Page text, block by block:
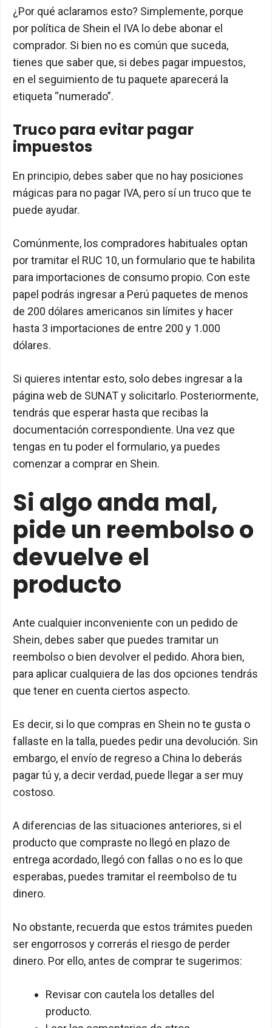
¿Por qué aclaramos esto? Simplemente, porque
por política de Shein el IVA lo debe abonar el
comprador. Si bien no es común que suceda,
tienes que saber que, si debes pagar impuestos,
en el seguimiento de tu paquete aparecerá la
etiqueta “numerado”.
Truco para evitar pagar
impuestos
En principio, debes saber que no hay posiciones
mágicas para no pagar IVA, pero sí un truco que te
puede ayudar.
Comúnmente, los compradores habituales optan
por tramitar el RUC 10, un formulario que te habilita
para importaciones de consumo propio. Con este
papel podrás ingresar a Perú paquetes de menos
de 200 dólares americanos sin límites y hacer
hasta 3 importaciones de entre 200 y 1.000
dólares.
Si quieres intentar esto, solo debes ingresar a la
página web de SUNAT y solicitarlo. Posteriormente,
tendrás que esperar hasta que recibas la
documentación correspondiente. Una vez que
tengas en tu poder el formulario, ya puedes
comenzar a comprar en Shein.
Si algo anda mal,
pide un reembolso o
devuelve el
producto
Ante cualquier inconveniente con un pedido de
Shein, debes saber que puedes tramitar un
reembolso o bien devolver el pedido. Ahora bien,
para aplicar cualquiera de las dos opciones tendrás
que tener en cuenta ciertos aspecto.
Es decir, si lo que compras en Shein no te gusta o
fallaste en la talla, puedes pedir una devolución. Sin
embargo, el envío de regreso a China lo deberás
pagar tú y, a decir verdad, puede llegar a ser muy
costoso.
A diferencias de las situaciones anteriores, si el
producto que compraste no llegó en plazo de
entrega acordado, llegó con fallas o no es lo que
esperabas, puedes tramitar el reembolso de tu
dinero.
No obstante, recuerda que estos trámites pueden
ser engorrosos y correrás el riesgo de perder
dinero. Por ello, antes de comprar te sugerimos:
Revisar con cautela los detalles del
producto.